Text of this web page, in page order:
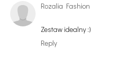
Rozalia Fashion
Zestaw idealny :)
Reply